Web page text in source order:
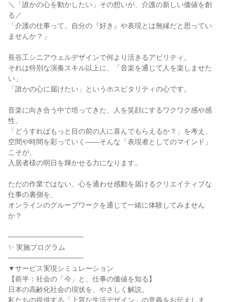
＼「誰かの心を動かしたい」その想いが、介護の新しい価値を創
る／
「介護の仕事って、自分の『好き』や表現とは無縁だと思ってい
ませんか？」
長谷工シニアウェルデザインで何より活きるアビリティ。
それは特別な演奏スキル以上に、「音楽を通じて人を楽しませた
い」
「誰かの心に届けたい」というホスピタリティの心です。
音楽に向き合う中で培ってきた、人を笑顔にするワクワク感や感
性。
「どうすればもっと目の前の人に喜んでもらえるか？」を考え、
空間や時間を彩っていく——そんな「表現者としてのマインド」
こそが、
入居者様の明日を輝かせる力になります。
ただの作業ではない、心を通わせ感動を届けるクリエイティブな
仕事の裏側を、
オンラインのグループワークを通じて一緒に体験してみません
か？
───────────────
✨ 実施プログラム
───────────────
▼サービス実現シミュレーション
【前半：社会の「今」と、仕事の価値を知る】
日本の高齢化社会の現状を、やさしく解説。
私たちの提供する「上質な生活デザイン」の意義をお伝えしま